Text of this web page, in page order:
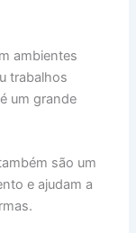
ambientes
trabalhos
um grande
são um
e ajudam a